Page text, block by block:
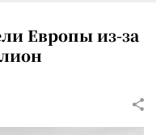
Европы из-за